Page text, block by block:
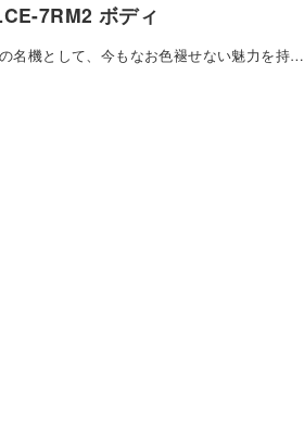
7RM2 ボディ
名機として、今もなお色褪せない魅力を持…